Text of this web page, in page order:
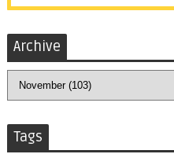
Archive
Tags